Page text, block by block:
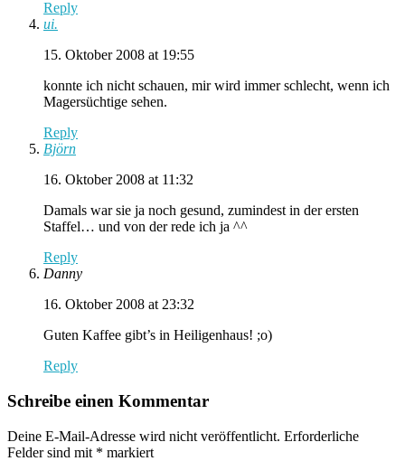
Reply
ui.
15. Oktober 2008 at 19:55
konnte ich nicht schauen, mir wird immer schlecht, wenn ich
Magersüchtige sehen.
Reply
Björn
16. Oktober 2008 at 11:32
Damals war sie ja noch gesund, zumindest in der ersten
Staffel… und von der rede ich ja ^^
Reply
Danny
16. Oktober 2008 at 23:32
Guten Kaffee gibt’s in Heiligenhaus! ;o)
Reply
Schreibe einen Kommentar
Deine E-Mail-Adresse wird nicht veröffentlicht. Erforderliche
Felder sind mit * markiert